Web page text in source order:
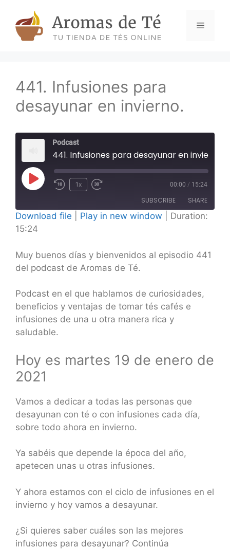
content
Menu
441. Infusiones para
desayunar en invierno.
Podcast
441. Infusiones para desayunar en invierno.
Play
1x 00:00 / 15:24
SUBSCRIBE SHARE
SHARE
LINK
EMBED
Download file Play in new window
Duration:
15:24
Muy buenos días y bienvenidos al episodio 441
del podcast de Aromas de Té.
Podcast en el que hablamos de curiosidades,
beneficios y ventajas de tomar tés cafés e
infusiones de una u otra manera rica y
saludable.
Hoy es martes 19 de enero de
2021
Vamos a dedicar a todas las personas que
desayunan con té o con infusiones cada día,
sobre todo ahora en invierno.
Ya sabéis que depende la época del año,
apetecen unas u otras infusiones.
Y ahora estamos con el ciclo de infusiones en el
invierno y hoy vamos a desayunar.
¿Si quieres saber cuáles son las mejores
infusiones para desayunar? Continúa